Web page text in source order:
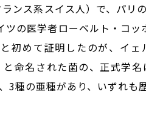
ス系スイス人）で、パリ
の医学者ローベルト・コ
初めて証明したのが、イ
と命名された菌の、正式学
3種の亜種があり、いずれも